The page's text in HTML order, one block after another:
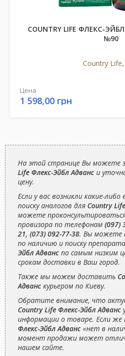
COUNTRY LIFE ФЛЕКС-
№90
Country Life,
Цена
1 598,00 грн
На этой странице Вы можете
Life Флекс-Эйбл Адванс и
цену.
Если у вас возникли какие-
поиску аналогов для Country
можете
провизора по телефонам (097)
21, (073) 092-77-38. Вы можете
по наличию и поиску препарата
Эйбл Адванс по самым низким
срокам доставки в Ваш город.
Также мы можем доставить
Адванс курьером по Киеву.
Обратите внимание, что
Country Life Флекс-Эйбл Адванс
информации о товаре. Если
Флекс-Эйбл Адванс «нет в
момент продажи может
нашем сайте.